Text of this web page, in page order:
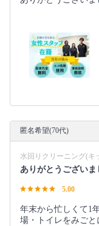
匿名希望(70代)
水回りクリーニング(キ
ありがとうございま
5.00
年末から忙しくて1
場・トイレをみご